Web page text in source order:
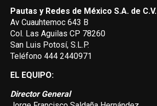
Pautas y Redes de México S.A. de C.V.
Av Cuauhtemoc 643 B
Col. Las Aguilas CP 78260
San Luis Potosí, S.L.P.
Teléfono 444 2440971
EL EQUIPO:
Director General